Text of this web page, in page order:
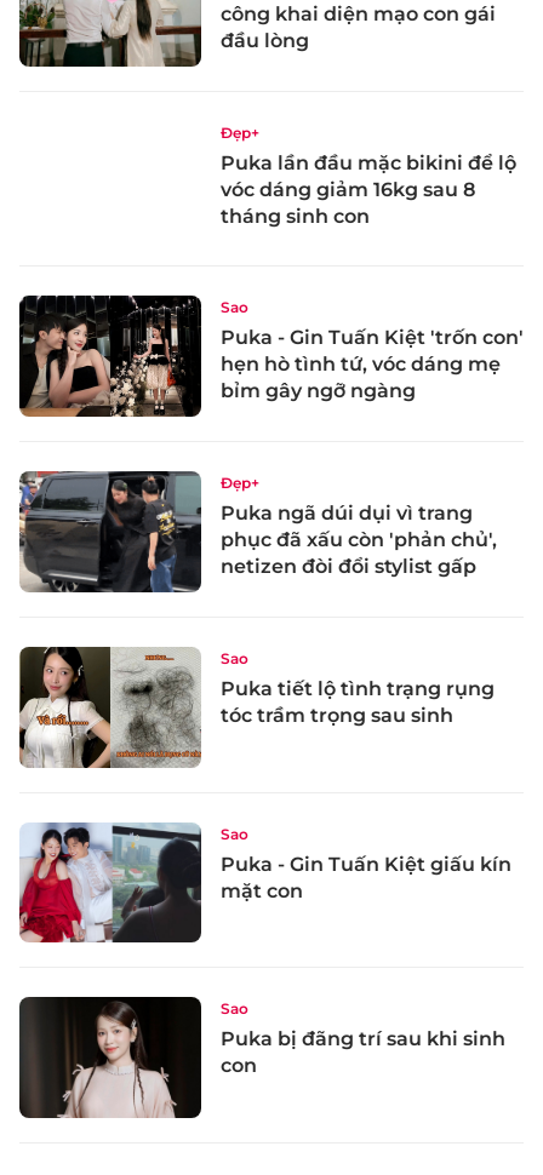
công khai diện mạo con gái
đầu lòng
Đẹp+
Puka lần đầu mặc bikini để lộ
vóc dáng giảm 16kg sau 8
tháng sinh con
Sao
Puka - Gin Tuấn Kiệt 'trốn con'
hẹn hò tình tứ, vóc dáng mẹ
bỉm gây ngỡ ngàng
Đẹp+
Puka ngã dúi dụi vì trang
phục đã xấu còn 'phản chủ',
netizen đòi đổi stylist gấp
Sao
Puka tiết lộ tình trạng rụng
tóc trầm trọng sau sinh
Sao
Puka - Gin Tuấn Kiệt giấu kín
mặt con
Sao
Puka bị đãng trí sau khi sinh
con